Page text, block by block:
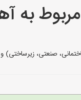
به
صنعتی،